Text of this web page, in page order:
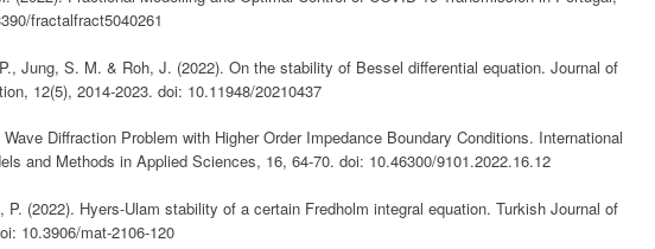
fractalfract5040261
Jung, S. M. & Roh, J. (2022). On the stability of Bessel differential equation. Journal of
12(5), 2014-2023. doi: 10.11948/20210437
Diffraction Problem with Higher Order Impedance Boundary Conditions. International
and Methods in Applied Sciences, 16, 64-70. doi: 10.46300/9101.2022.16.12
(2022). Hyers-Ulam stability of a certain Fredholm integral equation. Turkish Journal of
10.3906/mat-2106-120